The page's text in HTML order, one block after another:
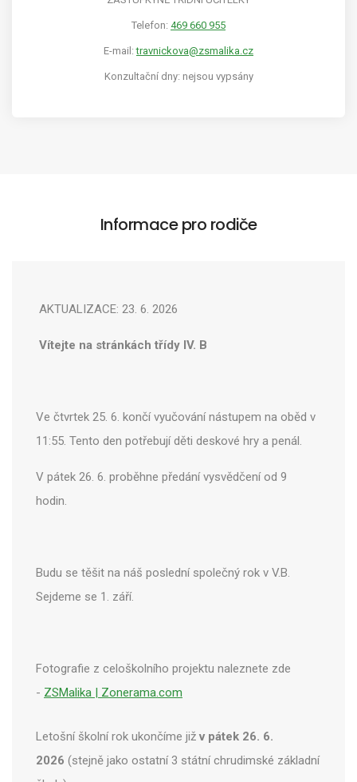
Telefon: 469 660 955
E-mail:travnickova@zsmalika.cz
Konzultační dny: nejsou vypsány
Informace pro rodiče
AKTUALIZACE: 23. 6. 2026
Vítejte na stránkách třídy IV. B
Ve čtvrtek 25. 6. končí vyučování nástupem na oběd v
11:55. Tento den potřebují děti deskové hry a penál.
V pátek 26. 6. proběhne předání vysvědčení od 9
hodin.
Budu se těšit na náš poslední společný rok v V.B.
Sejdeme se 1. září.
Fotografie z celoškolního projektu naleznete zde
- ZSMalika | Zonerama.com
Letošní školní rok ukončíme již v pátek 26. 6.
2026 (stejně jako ostatní 3 státní chrudimské základní